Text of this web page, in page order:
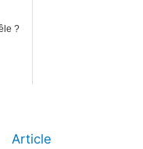
?
Article